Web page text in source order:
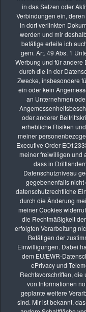
in das Setzen oder
Verbindungen ein,
in dort verlinkten
werden und mir
betätige erteile ich
gem. Art. 49 Abs. 1
Werbung und für andere
durch die in der
Zwecke, insbesondere
ein oder kein
an Unternehmen
oder anderer
erhebliche Risiken
meiner
Executive Order
meiner freiwilligen und
dass in
Datenschutzniveau
gegebenenfalls nicht
datenschutzrechtliche
durch die Änderung
meiner Cookies
die Rechtmäßigkeit
erfolgten Verarbeitung
Betätigen der
Einwilligungen. Dabei
dem EU/EWR-
ePrivacy und
Rechtsvorschriften,
von Informationen
geplante weitere
sind. Mir ist bekannt,
Adobe erhöht die
Wie schon länger
Adobe zum 15.01.2025
Weiterlesen: Adobe
zum 15.01.2025 um
Einlösen eines
Skylum Luminar Neo
Adobe Lightroom
Adobe Lightroom
Erweiterungen für
Luminar AI
Adobe veröffentlicht
Skylum kündigt
Skylum veröffentlicht
DxO veröffentlicht
YouTube Video:
Luminar
Adobe Lightroom
Skylum kündigt
Luminar Flex –
Photolemur 3:
Zwei Annahmen
Neuer Kalender 2019
Seite 4 von 21
1 2